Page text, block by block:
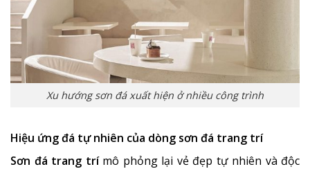
Xu hướng sơn đá xuất hiện ở nhiều công trình
Hiệu ứng đá tự nhiên của dòng sơn đá trang trí
Sơn đá trang trímô phỏng lại vẻ đẹp tự nhiên và độc